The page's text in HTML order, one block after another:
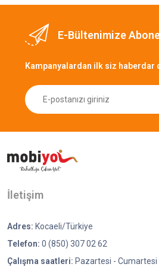
E-Bültenimize
Kampanyalardan ilk siz haberdar
İletişim
Adres: Kocaeli/Türkiye
Telefon: 0 (850) 307 02 62
Çalışma saatleri: Pazartesi - Cumartesi